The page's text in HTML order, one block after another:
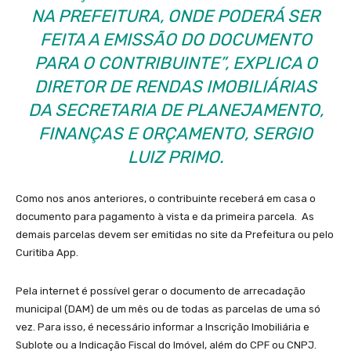
NA PREFEITURA, ONDE PODERÁ SER
FEITA A EMISSÃO DO DOCUMENTO
PARA O CONTRIBUINTE”, EXPLICA O
DIRETOR DE RENDAS IMOBILIÁRIAS
DA SECRETARIA DE PLANEJAMENTO,
FINANÇAS E ORÇAMENTO, SERGIO
LUIZ PRIMO.
Como nos anos anteriores, o contribuinte receberá em casa o
documento para pagamento à vista e da primeira parcela. As
demais parcelas devem ser emitidas no site da Prefeitura ou pelo
Curitiba App.
Pela internet é possível gerar o documento de arrecadação
municipal (DAM) de um mês ou de todas as parcelas de uma só
vez. Para isso, é necessário informar a Inscrição Imobiliária e
Sublote ou a Indicação Fiscal do Imóvel, além do CPF ou CNPJ.